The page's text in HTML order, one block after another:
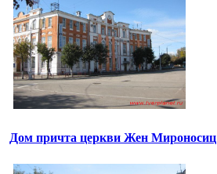
Дом причта церкви Жен Мироносиц